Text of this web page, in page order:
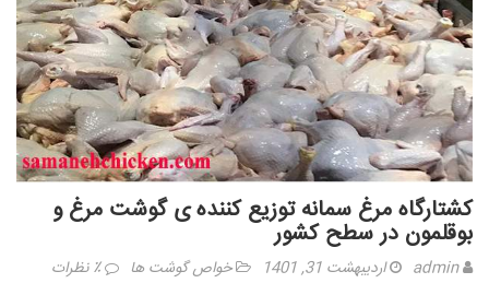
كشتارگاه مرغ سمانه توزیع کننده ی گوشت مرغ و
بوقلمون در سطح کشور
admin اردیبهشت 31, 1401 خواص گوشت ها ٪ نظرات